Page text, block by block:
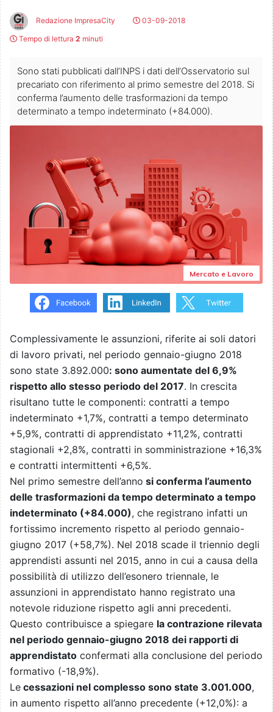
Redazione ImpresaCity
03-09-2018
Tempo di lettura 2 minuti
Sono stati pubblicati dall’INPS i dati dell’Osservatorio sul
precariato con riferimento al primo semestre del 2018. Si
conferma l’aumento delle trasformazioni da tempo
determinato a tempo indeterminato (+84.000).
Mercato e Lavoro
Complessivamente le assunzioni, riferite ai soli datori
di lavoro privati, nel periodo gennaio-giugno 2018
sono state 3.892.000: sono aumentate del 6,9%
rispetto allo stesso periodo del 2017. In crescita
risultano tutte le componenti: contratti a tempo
indeterminato +1,7%, contratti a tempo determinato
+5,9%, contratti di apprendistato +11,2%, contratti
stagionali +2,8%, contratti in somministrazione +16,3%
e contratti intermittenti +6,5%.
Nel primo semestre dell’anno si conferma l’aumento
delle trasformazioni da tempo determinato a tempo
indeterminato (+84.000), che registrano infatti un
fortissimo incremento rispetto al periodo gennaio-
giugno 2017 (+58,7%). Nel 2018 scade il triennio degli
apprendisti assunti nel 2015, anno in cui a causa della
possibilità di utilizzo dell’esonero triennale, le
assunzioni in apprendistato hanno registrato una
notevole riduzione rispetto agli anni precedenti.
Questo contribuisce a spiegare la contrazione rilevata
nel periodo gennaio-giugno 2018 dei rapporti di
apprendistato confermati alla conclusione del periodo
formativo (-18,9%).
Le cessazioni nel complesso sono state 3.001.000,
in aumento rispetto all’anno precedente (+12,0%): a